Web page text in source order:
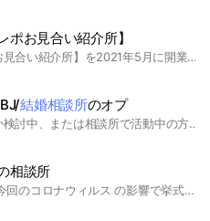
ポお見合い紹介所】
結婚相談所【マリレポお見合い紹介所】を2021年5月に開業。 婚活に興味がある(又は活動している)20〜30代向けのチャットルーム。 ・婚活(結婚相談所)に関する記事の配信 ・結婚相談所で活動している方の体験談 ・婚活をしている方達の意見交換場所 として活用していきます！ ※完全承認制 ※匿名OK ※無料 #結婚相談所#結婚相談#婚活#恋愛#東京#神奈川#埼玉#千葉
結婚相談所のオプ
婚活中で相談所に入るか検討中、または相談所で活動中の方で雑談や相談、質問をしたい…そんな方は是非一緒にお話ししましょう！
相談所
AMO WEDDINGです。今回のコロナウィルス の影響で挙式の延期、中止を余儀なくされた新郎新婦様で相談や情報共有して頂ければと思います。我々の方でも微力ながらご相談やご質問にお答えさせて頂ければと思っております。